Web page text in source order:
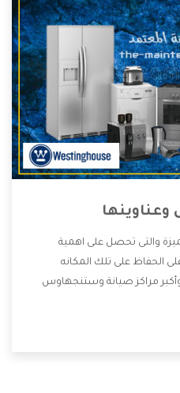
والتى تحصل على اهمية
الحفاظ على تلك المكانه
مراكز صيانة وستنجهاوس
كما أننا نهتم بكل ما يحتاجه